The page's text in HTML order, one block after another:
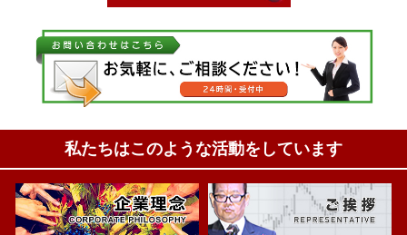
私たちはこのような活動をしています